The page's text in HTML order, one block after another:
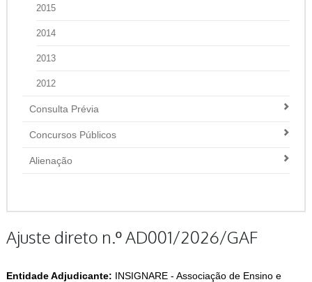
2015
2014
2013
2012
Consulta Prévia
Concursos Públicos
Alienação
Ajuste direto n.º AD001/2026/GAF
Entidade Adjudicante: INSIGNARE - Associação de Ensino e